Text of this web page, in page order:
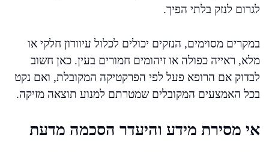
לגרום לנזק בלתי הפיך.
במקרים מסוימים, הנזקים יכולים לכלול עיוורון חלקי או
מלא, ראייה כפולה או זיהומים חמורים בעין. כאן חשוב
לבדוק אם הרופא פעל לפי הפרקטיקה המקובלת, ואם נקט
בכל האמצעים המקובלים שמטרתם למנוע תוצאה מזיקה.
אי מסירת מידע והיעדר הסכמה מדעת